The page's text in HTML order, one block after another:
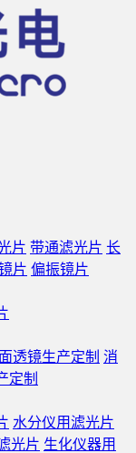
片 带通滤光片 长
片 偏振镜片
透镜生产定制 消
定制
水分仪用滤光片
光片 生化仪器用